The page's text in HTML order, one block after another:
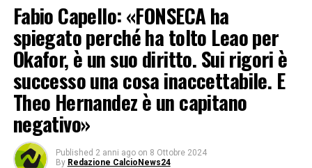
Fabio Capello: «FONSECA ha
spiegato perché ha tolto Leao per
Okafor, è un suo diritto. Sui rigori è
successo una cosa inaccettabile. E
Theo Hernandez è un capitano
negativo»
Published 2 anni ago on 8 Ottobre 2024
By Redazione CalcioNews24